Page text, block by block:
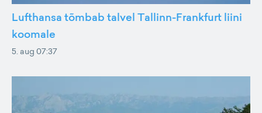
Lufthansa tõmbab talvel Tallinn-Frankfurt liini
koomale
5. aug 07:37